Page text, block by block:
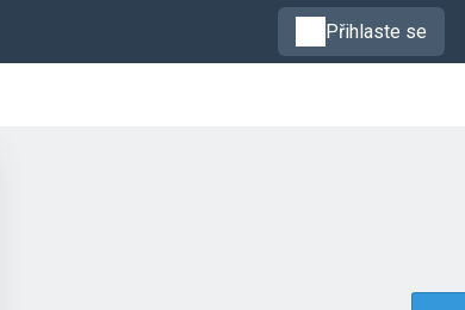
Přihlaste se